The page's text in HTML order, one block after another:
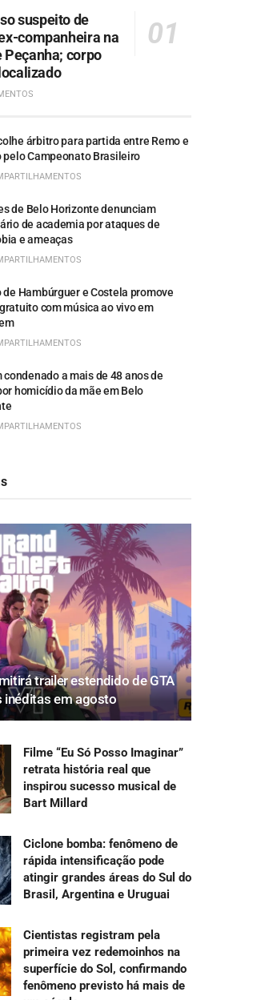
suspeito de
companheira na
Peçanha; corpo
árbitro para partida entre Remo e
pelo Campeonato Brasileiro
de Belo Horizonte denunciam
de academia por ataques de
e ameaças
de Hambúrguer e Costela promove
com música ao vivo em
condenado a mais de 48 anos de
homicídio da mãe em Belo
trailer estendido de GTA
inéditas em agosto
Filme “Eu Só Posso Imaginar”
retrata história real que
inspirou sucesso musical de
Bart Millard
Ciclone bomba: fenômeno de
rápida intensificação pode
atingir grandes áreas do Sul do
Brasil, Argentina e Uruguai
Cientistas registram pela
primeira vez redemoinhos na
superfície do Sol, confirmando
fenômeno previsto há mais de